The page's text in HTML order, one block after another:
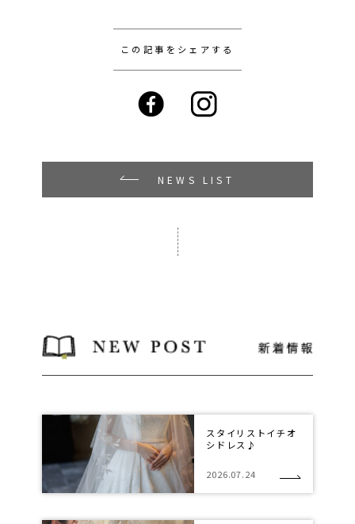
この記事をシェアする
NEWS LIST
スタイリストイチオ
シドレス♪
2026.07.24